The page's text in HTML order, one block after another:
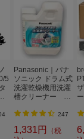
5
Panasonic｜パナ
ソニック ドラム式
洗濯乾燥機用洗濯
槽クリーナー N-
機 洗浄 洗剤 750m
247
1,331円
（税
T